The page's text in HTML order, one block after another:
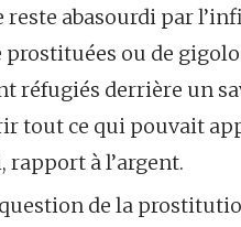
reste abasourdi par
ou de
réfugiés derrière un
tout ce qui pouvait
rapport à l’argent.
de la